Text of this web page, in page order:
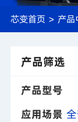
芯变首页 > 产品
产品筛选
产品型号
应用场景